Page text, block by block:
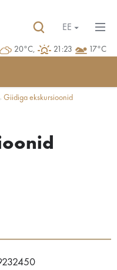
20°C, 21:23 17°C
EE
Giidiga ekskursioonid